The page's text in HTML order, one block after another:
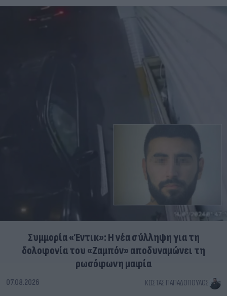
Συμμορία «Έντικ»: Η νέα σύλληψη για τη
δολοφονία του «Ζαμπόν» αποδυναμώνει τη
ρωσόφωνη μαφία
07.08.2026 ΚΏΣΤΑΣ ΠΑΠΑΔΌΠΟΥΛΟΣ